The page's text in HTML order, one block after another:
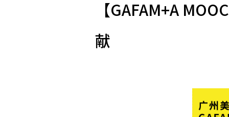
【GAFAM+A
献